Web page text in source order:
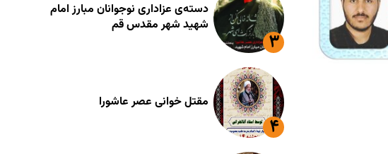
دسته‌ی عزاداری نوجوانان مبارز امام
شهید شهر مقدس قم
مقتل خوانی عصر عاشورا